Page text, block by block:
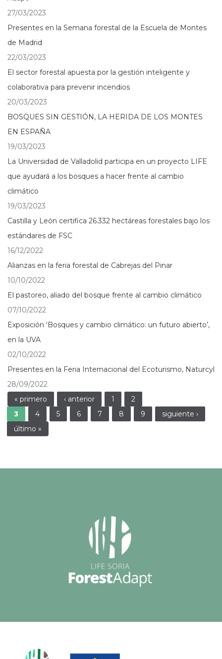
27/03/2023
Presentes en la Semana forestal de la Escuela de Montes
de Madrid
22/03/2023
El sector forestal apuesta por la gestión inteligente y
colaborativa para prevenir incendios
20/03/2023
BOSQUES SIN GESTIÓN, LA HERIDA DE LOS MONTES
EN ESPAÑA
19/03/2023
La Universidad de Valladolid participa en un proyecto LIFE
que ayudará a los bosques a hacer frente al cambio
climático
19/03/2023
Castilla y León certifica 26.332 hectáreas forestales bajo los
estándares de FSC
16/12/2022
Alianzas en la feria forestal de Cabrejas del Pinar
10/10/2022
El pastoreo, aliado del bosque frente al cambio climático
07/10/2022
Exposición ‘Bosques y cambio climático: un futuro abierto’,
en la UVA
02/10/2022
Presentes en la Feria Internacional del Ecoturismo, Naturcyl
28/09/2022
Páginas
« primero ‹ anterior 1
2
3
4 5 6 7 8 9
siguiente ›
último »